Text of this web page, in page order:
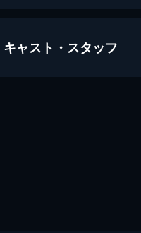
フォルトゥナの瞳
キャスト・スタッフ